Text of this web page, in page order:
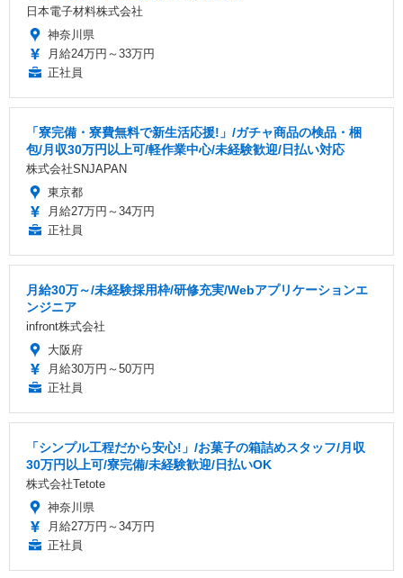
日本電子材料株式会社
神奈川県
月給24万円～33万円
正社員
「寮完備・寮費無料で新生活応援!」/ガチャ商品の検品・梱
包/月収30万円以上可/軽作業中心/未経験歓迎/日払い対応
株式会社SNJAPAN
東京都
月給27万円～34万円
正社員
月給30万～/未経験採用枠/研修充実/Webアプリケーションエ
ンジニア
infront株式会社
大阪府
月給30万円～50万円
正社員
「シンプル工程だから安心!」/お菓子の箱詰めスタッフ/月収
30万円以上可/寮完備/未経験歓迎/日払いOK
株式会社Tetote
神奈川県
月給27万円～34万円
正社員